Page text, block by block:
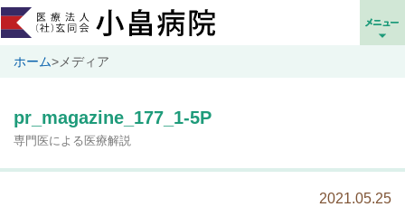
ホーム> メディア
pr_magazine_177_1-5P
専門医による医療解説
2021.05.25